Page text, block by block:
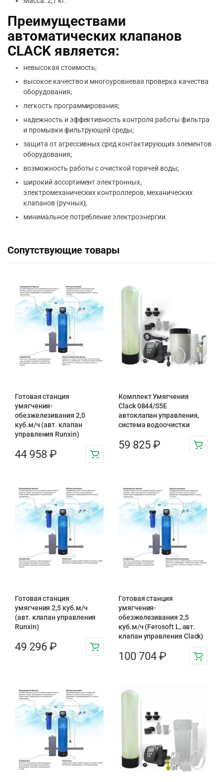
Преимуществами
автоматических клапанов
CLACK является:
невысокая стоимость;
высокое качество и многоуровневая проверка качества
оборудования;
легкость программирования;
надежность и эффективность контроля работы фильтра
и промывки фильтрующей среды;
защита от агрессивных сред контактирующих элементов
оборудования;
возможность работы с очисткой горячей воды;
широкий ассортимент электронных,
электромеханических контроллеров, механических
клапанов (ручных);
минимальное потребление электроэнергии.
Сопутствующие товары
Готовая станция
умягчения-
обезжелезивания 2,0
куб.м/ч (авт. клапан
управления Runxin)
44 958 ₽
Комплект Умягчения
Clack 0844/S5E
автоклапан управления,
система водоочистки
59 825 ₽
Готовая станция
умягчения 2,5 куб.м/ч
(авт. клапан управления
Runxin)
49 296 ₽
Готовая станция
умягчения-
обезжелезивания 2,5
куб.м/ч (Ferosoft L, авт.
клапан управления Clack)
100 704 ₽